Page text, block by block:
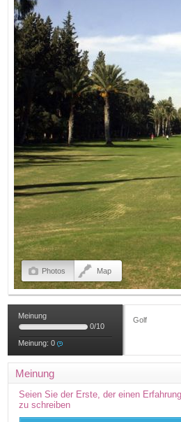
Photos Map
Meinung
0/10
Meinung: 0
Golf
Meinung
Seien Sie der Erste, der einen
zu schreiben